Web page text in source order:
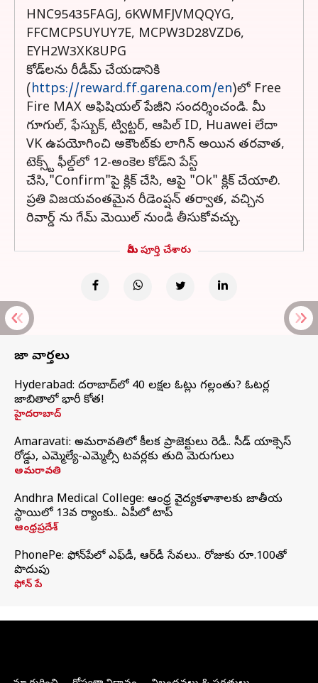
HNC95435FAGJ, 6KWMFJVMQQYG,
FFCMCPSUYUY7E, MCPW3D28VZD6,
EYH2W3XK8UPG
కోడ్‌లను రీడీమ్ చేయడానికి
(https://reward.ff.garena.com/en)లో Free
Fire MAX అఫిషియల్ పేజీని సందర్శించండి. మీ
గూగుల్, ఫేస్బుక్, ట్విట్టర్, ఆపిల్ ID, Huawei లేదా
VK ఉపయోగించి అకౌంట్‌కు లాగిన్ అయిన తరవాత,
టెక్స్ట్ ఫీల్డ్‌లో 12-అంకెల కోడ్‌ని పేస్ట్
చేసి,"Confirm"పై క్లిక్ చేసి, ఆపై "Ok" క్లిక్ చేయాలి.
ప్రతి విజయవంతమైన రీడెంప్షన్ తర్వాత, వచ్చిన
రివార్డ్ ను గేమ్ మెయిల్ నుండి తీసుకోవచ్చు.
మీరు పూర్తి చేశారు
తాజా వార్తలు
Hyderabad: హైదరాబాద్‌లో 40 లక్షల ఓట్లు గల్లంతు? ఓటర్ల
జాబితాలో భారీ కోత!
హైదరాబాద్
Amaravati: అమరావతిలో కీలక ప్రాజెక్టులు రెడీ.. సీడ్‌ యాక్సెస్‌
రోడ్డు, ఎమ్మెల్యే-ఎమ్మెల్సీ టవర్లకు తుది మెరుగులు
అమరావతి
Andhra Medical College: ఆంధ్ర వైద్యకళాశాలకు జాతీయ
స్థాయిలో 13వ ర్యాంకు.. ఏపీలో టాప్
ఆంధ్రప్రదేశ్
PhonePe: ఫోన్‌పేలో ఎఫ్‌డీ, ఆర్‌డీ సేవలు.. రోజుకు రూ.100తో
పొదుపు
ఫోన్‌ పే